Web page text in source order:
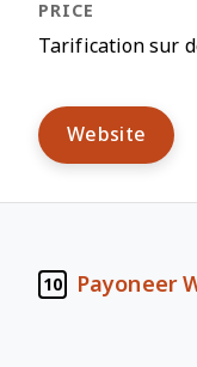
Tarification sur
Website
10 Payoneer